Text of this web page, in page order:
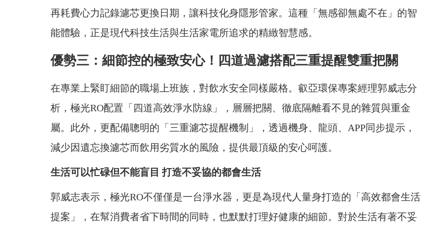
再耗費心力記錄濾芯更換日期，讓科技化身隱形管家。這種「無感卻無處不在」的智
能體驗，正是現代科技生活與生活家電所追求的精緻智慧感。
優勢三：細節控的極致安心！四道過濾搭配三重提醒雙重把關
在專業上緊盯細節的職場上班族，對飲水安全同樣嚴格。叡亞環保專案經理郭威志分
析，極光RO配置「四道高效淨水防線」，層層把關、徹底隔離看不見的雜質與重金
屬。此外，更配備聰明的「三重濾芯提醒機制」，透過機身、龍頭、APP同步提示，
減少因遺忘換濾芯而飲用劣質水的風險，提供最頂級的安心呵護。
生活可以忙碌但不能盲目 打造不妥協的都會生活
郭威志表示，極光RO不僅僅是一台淨水器，更是為現代人量身打造的「高效都會生活
提案」，在幫消費者省下時間的同時，也默默打理好健康的細節。對於生活有著不妥